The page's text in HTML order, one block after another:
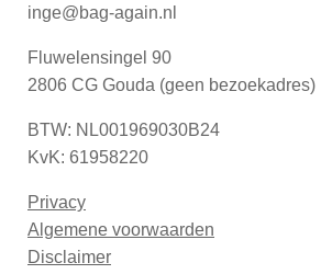
inge@bag-again.nl
Fluwelensingel 90
2806 CG Gouda (geen bezoekadres)
BTW: NL001969030B24
KvK: 61958220
Privacy
Algemene voorwaarden
Disclaimer